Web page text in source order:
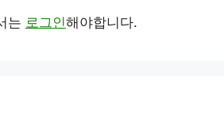
는 로그인해야합니다.